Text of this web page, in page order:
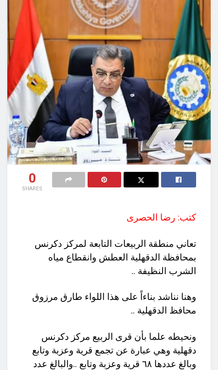
0
SHARES
كتب: رضا الحصرى
تعاني منطقة الربيعات التابعة لمركز دكرنس
بمحافظة الدقهلية العطش وانقطاع مياه
الشرب النظيفة ..
وهنا نناشد بناءاً على هذا اللواء طارق مرزوق
محافظ الدقهلية ..
ونحيطه علما بأن قرى الربيع مركز دكرنس
دقهلية وهي عبارة عن تجمع قرية وعزبة وتابع
وبالغ عددها ٦٨ قرية وعزبة وتابع ..والبالغ عدد